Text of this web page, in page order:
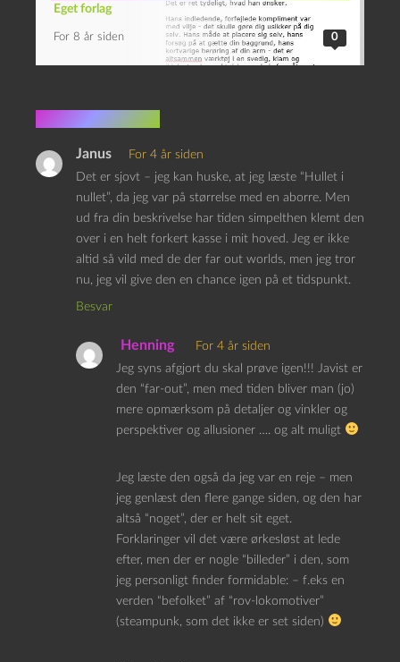
Eget forlag
For 8 år siden 0
9 kommentarer
Janus
For 4 år siden
Det er sjovt – jeg kan huske, at jeg læste “Hullet i
nullet”, da jeg var på størrelse med en aborre. Men
ud fra din beskrivelse har tiden simpelthen klemt den
over i en helt forkert kasse i mit hoved. Jeg er ikke
altid så vild med de der far out worlds, men jeg tror
nu, jeg vil give den en chance igen på et tidspunkt.
Besvar
Henning
For 4 år siden
Jeg syns afgjort du skal prøve igen!!! Javist er
den “far-out”, men med tiden bliver man (jo)
mere opmærksom på detaljer og vinkler og
perspektiver og allusioner …. og alt muligt
Jeg læste den også da jeg var en reje – men
jeg genlæst den flere gange siden, og den har
altså “noget”, der er helt sit eget.
Forklaringer vil det være ørkesløst at lede
efter, men der er nogle “billeder” i den, som
jeg personligt finder formidable: – f.eks en
verden “befolket” af “rov-lokomotiver”
(steampunk, som det ikke er set siden)